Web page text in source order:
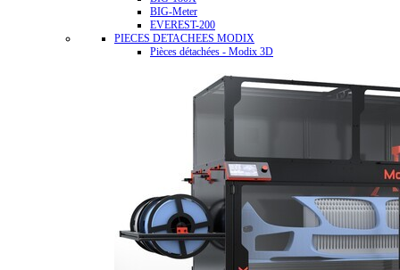
BIG-Meter
EVEREST-200
PIECES DETACHEES MODIX
Pièces détachées - Modix 3D